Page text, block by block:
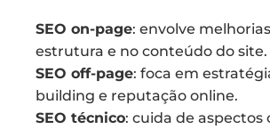
SEO on-page: envolve
estrutura e no conteúdo do site.
SEO off-page: foca em
building e reputação online.
SEO técnico: cuida de aspectos